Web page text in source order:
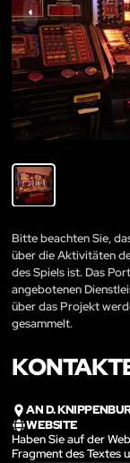
Bitte beachten Sie,
über die Aktivitäten
des Spiels ist. Das
angebotenen
über das Projekt
gesammelt.
AN D.
WEBSITE
Haben Sie auf der
Fragment des Textes